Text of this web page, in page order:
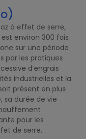
à effet de serre,
environ 300 fois
sur une période
par les pratiques
d’engrais
industrielles et la
présent en plus
sa durée de vie
pour les
de serre.